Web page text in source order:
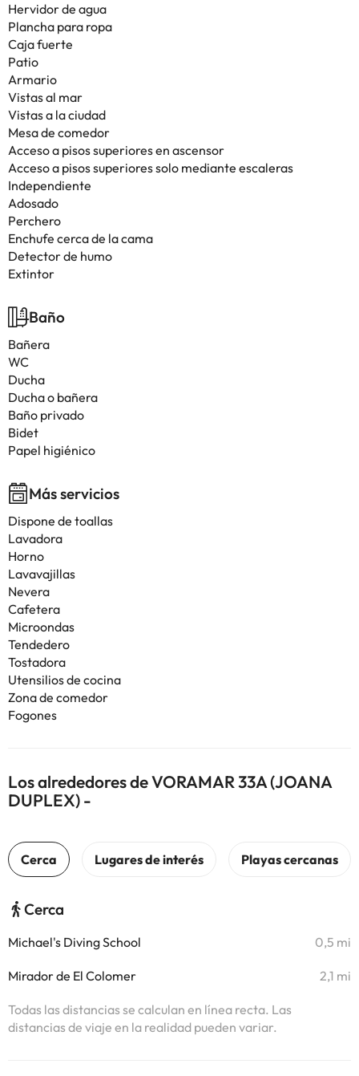
Hervidor de agua
Plancha para ropa
Caja fuerte
Patio
Armario
Vistas al mar
Vistas a la ciudad
Mesa de comedor
Acceso a pisos superiores en ascensor
Acceso a pisos superiores solo mediante escaleras
Independiente
Adosado
Perchero
Enchufe cerca de la cama
Detector de humo
Extintor
Baño
Bañera
WC
Ducha
Ducha o bañera
Baño privado
Bidet
Papel higiénico
Más servicios
Dispone de toallas
Lavadora
Horno
Lavavajillas
Nevera
Cafetera
Microondas
Tendedero
Tostadora
Utensilios de cocina
Zona de comedor
Fogones
Los alrededores de VORAMAR 33A (JOANA
DUPLEX) -
Cerca
Michael's Diving School 0,5 mi
Mirador de El Colomer 2,1 mi
Todas las distancias se calculan en línea recta. Las
distancias de viaje en la realidad pueden variar.